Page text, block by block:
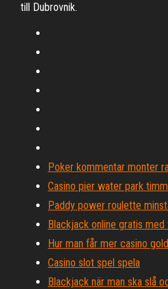
till Dubrovnik.
Poker kommentar monter
Casino pier water park
Paddy power roulette
Blackjack online gratis med
Hur man får mer casino
Casino slot spel spela
Blackjack när man ska slå